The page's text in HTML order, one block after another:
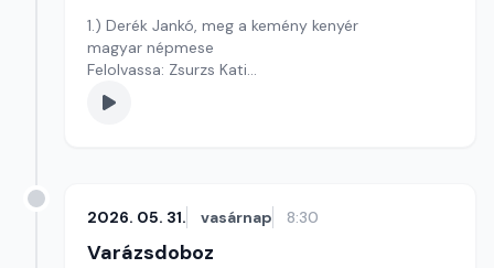
1.) Derék Jankó, meg a kemény kenyér
magyar népmese
Felolvassa: Zsurzs Kati
Szerkesztő: Varga Andrea
2026. 05. 31. vasárnap 8:30
Varázsdoboz